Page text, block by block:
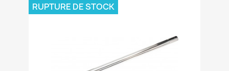
RUPTURE DE STOCK